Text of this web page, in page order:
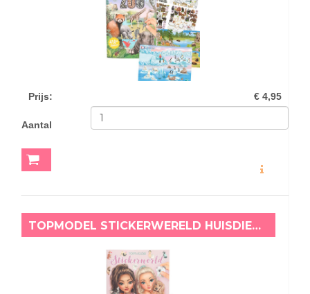
Prijs: € 4,95
Aantal
TOPMODEL STICKERWERELD HUISDIEREN